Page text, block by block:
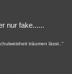
nur fake......
träumen lässt..“